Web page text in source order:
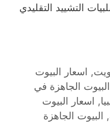
التشييد التقليدي
, اسعار البيوت
الجاهزة في
, اسعار البيوت
البيوت الجاهزة